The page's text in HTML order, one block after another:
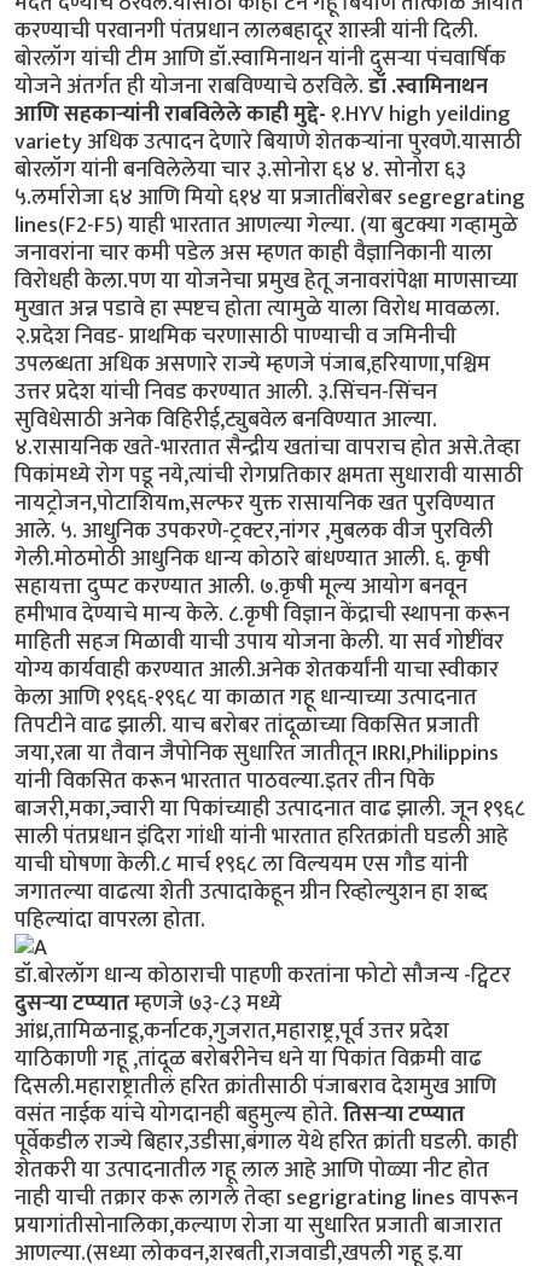
करण्याची परवानगी पंतप्रधान लालबहादूर शास्त्री यांनी दिली.
बोरलॉग यांची टीम आणि डॉ.स्वामिनाथन यांनी दुसऱ्या पंचवार्षिक
योजने अंतर्गत ही योजना राबविण्याचे ठरविले.डॉ .स्वामिनाथन
आणि सहकाऱ्यांनी राबविलेले काही मुद्दे-१.HYV high yeilding
variety अधिक उत्पादन देणारे बियाणे शेतकऱ्यांना पुरवणे.यासाठी
बोरलॉग यांनी बनविलेलेया चार ३.सोनोरा ६४ ४. सोनोरा ६३
५.लर्मारोजा ६४ आणि मियो ६१४ या प्रजातींबरोबर segregrating
lines(F2-F5) याही भारतात आणल्या गेल्या. (या बुटक्या गव्हामुळे
जनावरांना चार कमी पडेल अस म्हणत काही वैज्ञानिकानी याला
विरोधही केला.पण या योजनेचा प्रमुख हेतू जनावरांपेक्षा माणसाच्या
मुखात अन्न पडावे हा स्पष्टच होता त्यामुळे याला विरोध मावळला.
२.प्रदेश निवड- प्राथमिक चरणासाठी पाण्याची व जमिनीची
उपलब्धता अधिक असणारे राज्ये म्हणजे पंजाब,हरियाणा,पश्चिम
उत्तर प्रदेश यांची निवड करण्यात आली. ३.सिंचन-सिंचन
सुविधेसाठी अनेक विहिरीई,ट्युबवेल बनविण्यात आल्या.
४.रासायनिक खते-भारतात सैन्द्रीय खतांचा वापराच होत असे.तेव्हा
पिकांमध्ये रोग पडू नये,त्यांची रोगप्रतिकार क्षमता सुधारावी यासाठी
नायट्रोजन,पोटाशियm,सल्फर युक्त रासायनिक खत पुरविण्यात
आले. ५. आधुनिक उपकरणे-ट्रक्टर,नांगर ,मुबलक वीज पुरविली
गेली.मोठमोठी आधुनिक धान्य कोठारे बांधण्यात आली. ६. कृषी
सहायत्ता दुप्पट करण्यात आली. ७.कृषी मूल्य आयोग बनवून
हमीभाव देण्याचे मान्य केले. ८.कृषी विज्ञान केंद्राची स्थापना करून
माहिती सहज मिळावी याची उपाय योजना केली. या सर्व गोष्टींवर
योग्य कार्यवाही करण्यात आली.अनेक शेतकर्यांनी याचा स्वीकार
केला आणि १९६६-१९६८ या काळात गहू धान्याच्या उत्पादनात
तिपटीने वाढ झाली. याच बरोबर तांदूळाच्या विकसित प्रजाती
जया,रत्ना या तैवान जैपोनिक सुधारित जातीतून IRRI,Philippins
यांनी विकसित करून भारतात पाठवल्या.इतर तीन पिके
बाजरी,मका,ज्वारी या पिकांच्याही उत्पादनात वाढ झाली. जून १९६८
साली पंतप्रधान इंदिरा गांधी यांनी भारतात हरितक्रांती घडली आहे
याची घोषणा केली.८ मार्च १९६८ ला विल्ययम एस गौड यांनी
जगातल्या वाढत्या शेती उत्पादाकेहून ग्रीन रिव्होल्युशन हा शब्द
पहिल्यांदा वापरला होता.
डॉ.बोरलॉग धान्य कोठाराची पाहणी करतांना फोटो सौजन्य -ट्विटर
दुसऱ्या टप्प्यातम्हणजे ७३-८३ मध्ये
आंध्र,तामिळनाडू,कर्नाटक,गुजरात,महाराष्ट्र,पूर्व उत्तर प्रदेश
याठिकाणी गहू ,तांदूळ बरोबरीनेच धने या पिकांत विक्रमी वाढ
दिसली.महाराष्ट्रातीलं हरित क्रांतीसाठी पंजाबराव देशमुख आणि
वसंत नाईक यांचे योगदानही बहुमुल्य होते.तिसऱ्या टप्प्यात
पूर्वेकडील राज्ये बिहार,उडीसा,बंगाल येथे हरित क्रांती घडली. काही
शेतकरी या उत्पादनातील गहू लाल आहे आणि पोळ्या नीट होत
नाही याची तक्रार करू लागले तेव्हा segrigrating lines वापरून
प्रयागांतीसोनालिका,कल्याण रोजा या सुधारित प्रजाती बाजारात
आणल्या.(सध्या लोकवन,शरबती,राजवाडी,खपली गहू इ.या